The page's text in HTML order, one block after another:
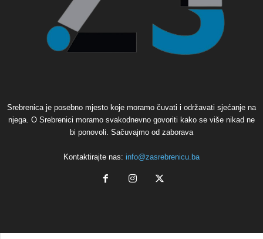
Srebrenica je posebno mjesto koje moramo čuvati i održavati sjećanje na
njega. O Srebrenici moramo svakodnevno govoriti kako se više nikad ne
bi ponovoli. Sačuvajmo od zaborava
Kontaktirajte nas: info@zasrebrenicu.ba